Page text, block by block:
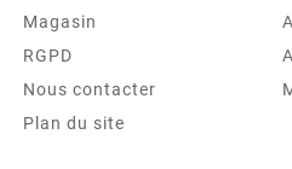
Magasin
RGPD
Nous contacter
Plan du site